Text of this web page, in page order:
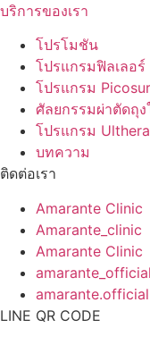
บริการของเรา
โปรโมชัน
โปรแกรมฟิลเลอร์
โปรแกรม
ศัลยกรรมผ่าตัดถุง
โปรแกรม
บทความ
ติดต่อเรา
Amarante Clinic
Amarante_clinic
Amarante Clinic
amarante_official
amarante.official
LINE QR CODE